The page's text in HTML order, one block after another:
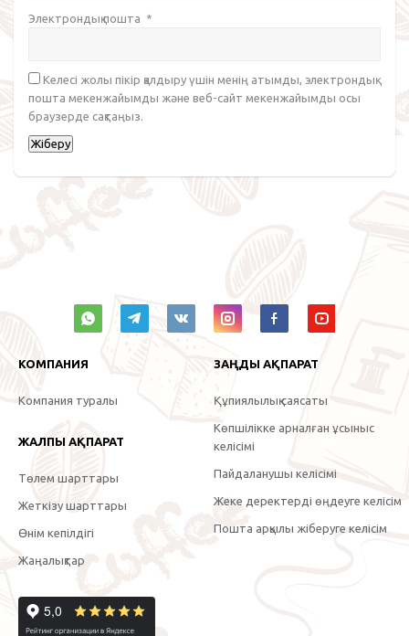
Электрондық пошта *
Келесі жолы пікір қалдыру үшін менің атымды, электрондық
пошта мекенжайымды және веб-сайт мекенжайымды осы
браузерде сақтаңыз.
КОМПАНИЯ
Компания туралы
ЖАЛПЫ АҚПАРАТ
Төлем шарттары
Жеткізу шарттары
Өнім кепілдігі
Жаңалықтар
ЗАҢДЫ АҚПАРАТ
Құпиялылық саясаты
Көпшілікке арналған ұсыныс
келісімі
Пайдаланушы келісімі
Жеке деректерді өңдеуге келісім
Пошта арқылы жіберуге келісім